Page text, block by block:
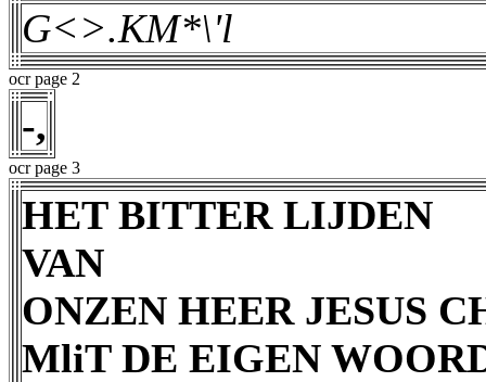
G<>.KM*\'l
ocr page 2
-,
ocr page 3
HET BITTER LIJDEN
VAN
ONZEN HEER JESUS
MliT DE EIGEN